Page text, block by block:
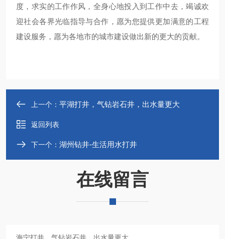
度，求实的工作作风，全身心地投入到工作中去，竭诚欢
迎社会各界光临指导与合作，愿为您提供更加满意的工程
建设服务，愿为各地市的城市建设做出新的更大的贡献。
上一个： 平湖打井，气钻岩石井，出水量更大
返回列表
下一个： 湖州钻井-生活用水打井
在线留言